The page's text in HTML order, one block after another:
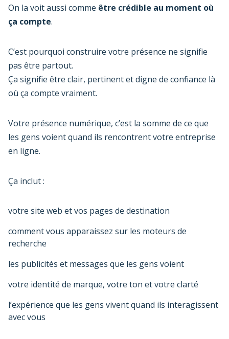
On la voit aussi comme être crédible au moment où
ça compte.
C’est pourquoi construire votre présence ne signifie
pas être partout.
Ça signifie être clair, pertinent et digne de confiance là
où ça compte vraiment.
Votre présence numérique, c’est la somme de ce que
les gens voient quand ils rencontrent votre entreprise
en ligne.
Ça inclut :
votre site web et vos pages de destination
comment vous apparaissez sur les moteurs de
recherche
les publicités et messages que les gens voient
votre identité de marque, votre ton et votre clarté
l’expérience que les gens vivent quand ils interagissent
avec vous